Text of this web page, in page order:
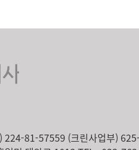
224-81-57559 (크린사업부)